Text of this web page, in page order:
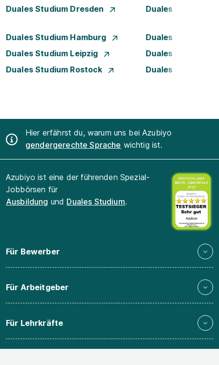
Duales Studium Dresden
Duales Studium
Duales Studium Hamburg
Duales Studium
Duales Studium Leipzig
Duales Studium
Duales Studium Rostock
Duales Studium
Hier erfährst du, warum uns bei Azubiyo
gendergerechte Sprache wichtig ist.
Azubiyo ist eine der führenden Spezial-
Jobbörsen für
Ausbildung und Duales Studium.
Für Bewerber
Für Arbeitgeber
Für Lehrkräfte